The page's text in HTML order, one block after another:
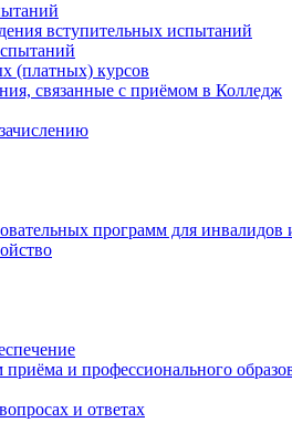
вступительных испытаний
(платных) курсов
связанные с приёмом в Колледж
программ для
приёма и профессионального
и ответах